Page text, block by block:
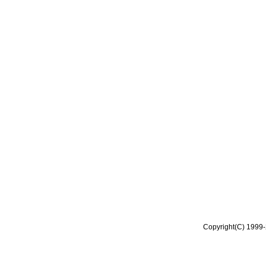
Copyright(C)